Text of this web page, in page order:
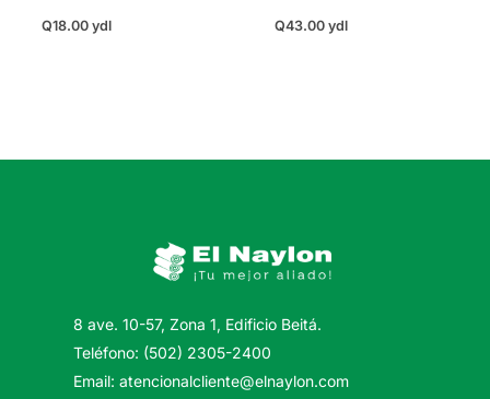
Q18.00 ydl Q43.00 ydl
8 ave. 10-57, Zona 1, Edificio Beitá.
Teléfono: (502) 2305-2400
Email: atencionalcliente@elnaylon.com